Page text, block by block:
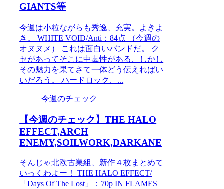
GIANTS等
今週は小粒ながらも秀逸、充実。よきよ
き。 WHITE VOID/Anti：84点 （今週の
オヌヌメ） これは面白いバンドだ。 ク
セがあってそこに中毒性がある、しかし
その魅力を果てさて一体どう伝えればい
いだろう。 ハードロック、...
今週のチェック
【今週のチェック】THE HALO
EFFECT,ARCH
ENEMY,SOILWORK,DARKANE
そんじゃ北欧古巣組、新作４枚まとめて
いっくわよー！ THE HALO EFFECT/
「Days Of The Lost」：70p IN FLAMES